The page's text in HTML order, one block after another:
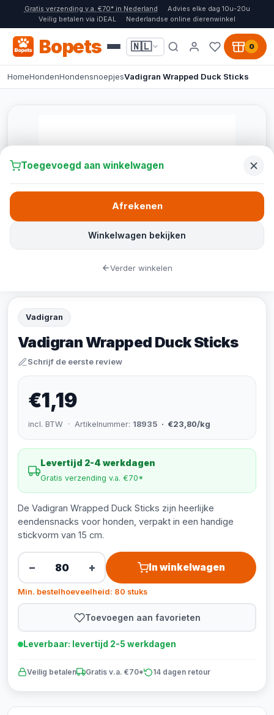
Gratis verzending v.a. €70* in Nederland
Advies elke dag 10u-20u
Veilig betalen via iDEAL
Nederlandse online dierenwinkel
Bopets 🇳🇱 0
HomeHondenHondensnoepjesVadigran Wrapped Duck Sticks
Vadigran
Vadigran Wrapped Duck Sticks
Schrijf de eerste review
€1,19
incl. BTW · Artikelnummer: 18935 · €23,80/kg
Levertijd 2-4 werkdagen
Gratis verzending v.a. €70*
De Vadigran Wrapped Duck Sticks zijn heerlijke
eendensnacks voor honden, verpakt in een handige
stickvorm van 15 cm.
− + In winkelwagen
Min. bestelhoeveelheid: 80 stuks
Toevoegen aan favorieten
Leverbaar: levertijd 2-5 werkdagen
Veilig betalen Gratis v.a. €70* 14 dagen retour
Toegevoegd aan winkelwagen
Winkelwagen bekijken
Afrekenen
Verder winkelen